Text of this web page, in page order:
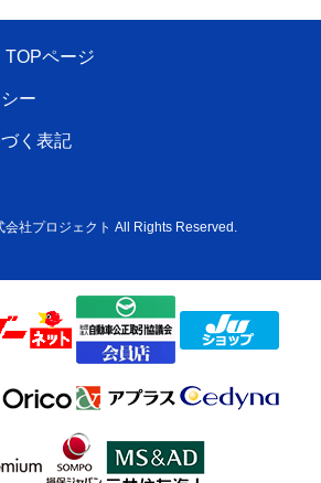
TOPページ
ー
く表記
社プロジェクト All Rights Reserved.